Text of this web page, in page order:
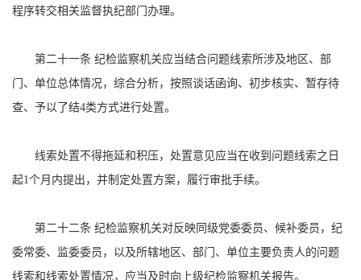
程序转交相关监督执纪部门办理。
第二十一条 纪检监察机关应当结合问题线索所涉及地区、部
门、单位总体情况，综合分析，按照谈话函询、初步核实、暂存待
查、予以了结4类方式进行处置。
线索处置不得拖延和积压，处置意见应当在收到问题线索之日
起1个月内提出，并制定处置方案，履行审批手续。
第二十二条 纪检监察机关对反映同级党委委员、候补委员，纪
委常委、监委委员，以及所辖地区、部门、单位主要负责人的问题
线索和线索处置情况，应当及时向上级纪检监察机关报告。